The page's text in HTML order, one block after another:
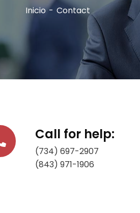
Inicio Contact
Call for help:
(734) 697-2907
(843) 971-1906